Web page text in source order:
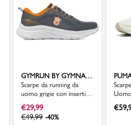
GYMRUN BY GYMNASIUM
Scarpe da running da
uomo grigie con inserti
arancioni GymRun
€29,99
€49,99 -40%
Lite
€